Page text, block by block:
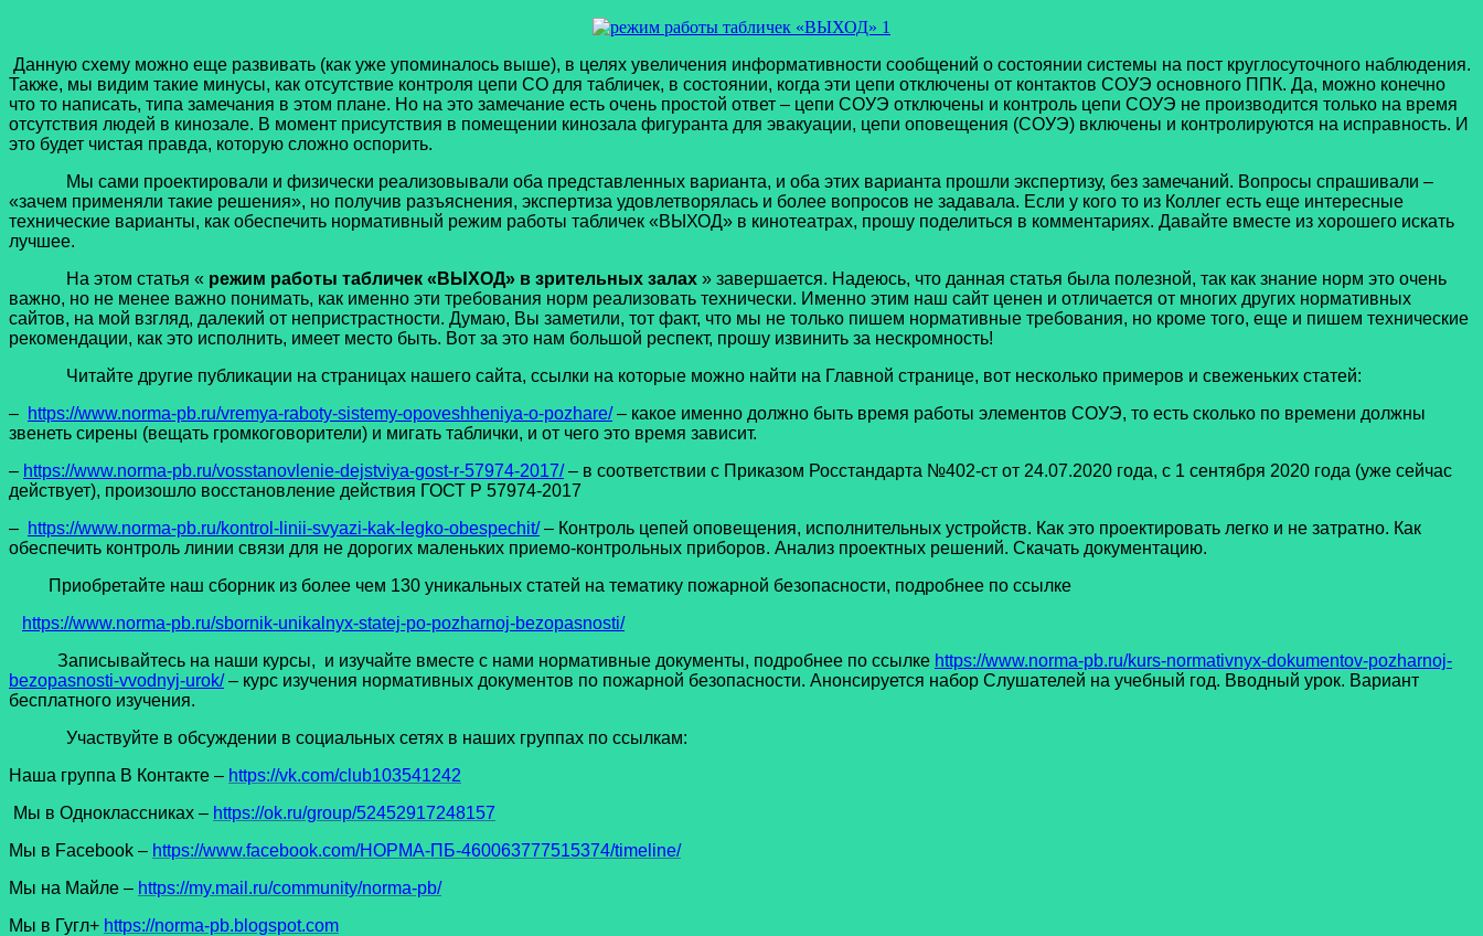
Данную схему можно еще развивать (как уже упоминалось выше), в целях увеличения информативности сообщений о состоянии системы на пост круглосуточного наблюдения.
Также, мы видим такие минусы, как отсутствие контроля цепи СО для табличек, в состоянии, когда эти цепи отключены от контактов СОУЭ основного ППК. Да, можно конечно
что то написать, типа замечания в этом плане. Но на это замечание есть очень простой ответ – цепи СОУЭ отключены и контроль цепи СОУЭ не производится только на время
отсутствия людей в кинозале. В момент присутствия в помещении кинозала фигуранта для эвакуации, цепи оповещения (СОУЭ) включены и контролируются на исправность. И
это будет чистая правда, которую сложно оспорить.
Мы сами проектировали и физически реализовывали оба представленных варианта, и оба этих варианта прошли экспертизу, без замечаний. Вопросы спрашивали –
«зачем применяли такие решения», но получив разъяснения, экспертиза удовлетворялась и более вопросов не задавала. Если у кого то из Коллег есть еще интересные
технические варианты, как обеспечить нормативный режим работы табличек «ВЫХОД» в кинотеатрах, прошу поделиться в комментариях. Давайте вместе из хорошего искать
лучшее.
На этом статья « режим работы табличек «ВЫХОД» в зрительных залах » завершается. Надеюсь, что данная статья была полезной, так как знание норм это очень
важно, но не менее важно понимать, как именно эти требования норм реализовать технически. Именно этим наш сайт ценен и отличается от многих других нормативных
сайтов, на мой взгляд, далекий от непристрастности. Думаю, Вы заметили, тот факт, что мы не только пишем нормативные требования, но кроме того, еще и пишем технические
рекомендации, как это исполнить, имеет место быть. Вот за это нам большой респект, прошу извинить за нескромность!
Читайте другие публикации на страницах нашего сайта, ссылки на которые можно найти на Главной странице, вот несколько примеров и свеженьких статей:
– https://www.norma-pb.ru/vremya-raboty-sistemy-opoveshheniya-o-pozhare/– какое именно должно быть время работы элементов СОУЭ, то есть сколько по времени должны
звенеть сирены (вещать громкоговорители) и мигать таблички, и от чего это время зависит.
– https://www.norma-pb.ru/vosstanovlenie-dejstviya-gost-r-57974-2017/ – в соответствии с Приказом Росстандарта №402-ст от 24.07.2020 года, с 1 сентября 2020 года (уже сейчас
действует), произошло восстановление действия ГОСТ Р 57974-2017
– https://www.norma-pb.ru/kontrol-linii-svyazi-kak-legko-obespechit/– Контроль цепей оповещения, исполнительных устройств. Как это проектировать легко и не затратно. Как
обеспечить контроль линии связи для не дорогих маленьких приемо-контрольных приборов. Анализ проектных решений. Скачать документацию.
Приобретайте наш сборник из более чем 130 уникальных статей на тематику пожарной безопасности, подробнее по ссылке
https://www.norma-pb.ru/sbornik-unikalnyx-statej-po-pozharnoj-bezopasnosti/
Записывайтесь на наши курсы, и изучайте вместе с нами нормативные документы, подробнее по ссылке https://www.norma-pb.ru/kurs-normativnyx-dokumentov-pozharnoj-
bezopasnosti-vvodnyj-urok/– курс изучения нормативных документов по пожарной безопасности. Анонсируется набор Слушателей на учебный год. Вводный урок. Вариант
бесплатного изучения.
Участвуйте в обсуждении в социальных сетях в наших группах по ссылкам:
Наша группа В Контакте – https://vk.com/club103541242
Мы в Одноклассниках – https://ok.ru/group/52452917248157
Мы в Facеbook – https://www.facebook.com/НОРМА-ПБ-460063777515374/timeline/
Мы на Майле – https://my.mail.ru/community/norma-pb/
Мы в Гугл+ https://norma-pb.blogspot.com